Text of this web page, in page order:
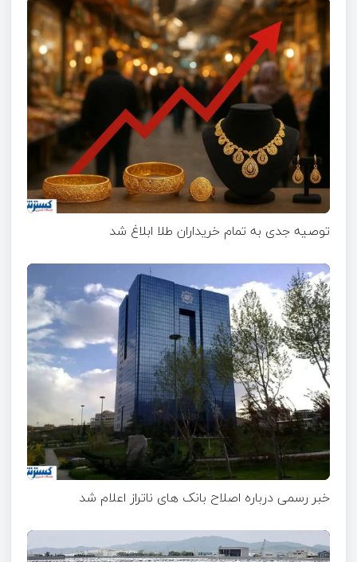
توصیه جدی به تمام خریداران طلا ابلاغ شد
خبر رسمی درباره اصلاح بانک های ناتراز اعلام شد